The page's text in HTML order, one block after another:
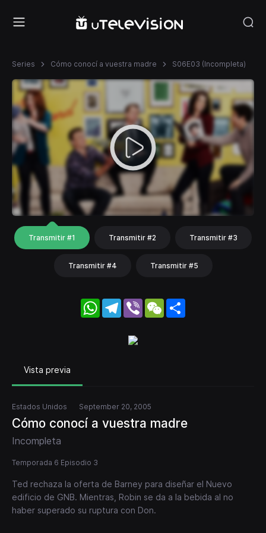
Series Cómo conocí a vuestra madre S06E03 (Incompleta)
Transmitir #1 Transmitir #2 Transmitir #3
Transmitir #4 Transmitir #5
WhatsApp
Telegram
Viber WeChat
Vista previa
Estados Unidos September 20, 2005
Cómo conocí a vuestra madre
Incompleta
Temporada 6 Episodio 3
Ted rechaza la oferta de Barney para diseñar el Nuevo
edificio de GNB. Mientras, Robin se da a la bebida al no
haber superado su ruptura con Don.